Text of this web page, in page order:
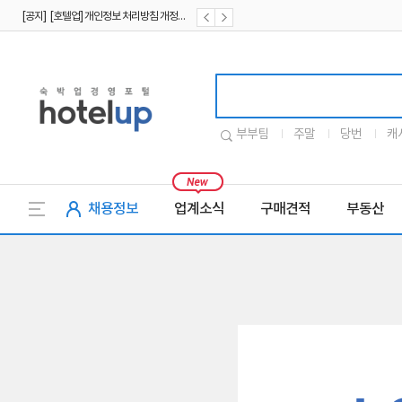
[공지] [호텔업] 개인정보 처리방침 개정본2 (19.09.02)
부부팀 주말 당번 캐
채용정보 업계소식 구매견적 부동산